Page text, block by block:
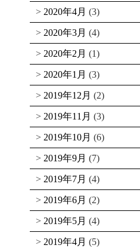
2020年4月 (3)
2020年3月 (4)
2020年2月 (1)
2020年1月 (3)
2019年12月 (2)
2019年11月 (3)
2019年10月 (6)
2019年9月 (7)
2019年7月 (4)
2019年6月 (2)
2019年5月 (4)
2019年4月 (5)